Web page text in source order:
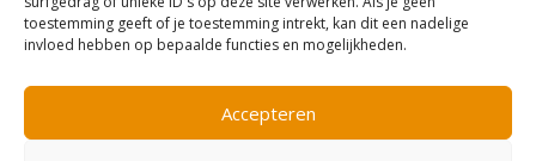
toestemming geeft of je toestemming intrekt, kan dit een nadelige
invloed hebben op bepaalde functies en mogelijkheden.
Accepteren
Copyright © 2026 | Protestantse gemeente De